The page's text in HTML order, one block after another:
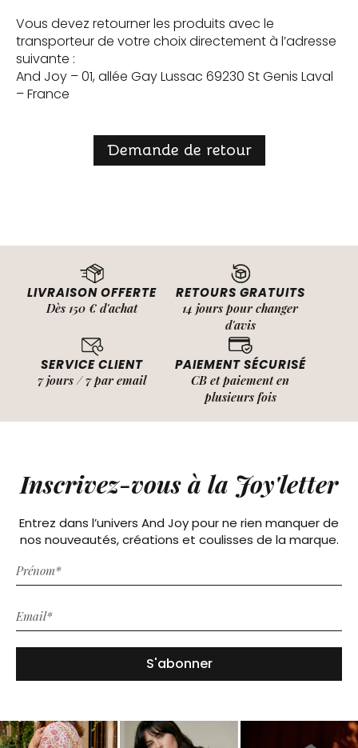
Vous devez retourner les produits avec le
transporteur de votre choix directement à l’adresse
suivante :
And Joy – 01, allée Gay Lussac 69230 St Genis Laval
– France
Demande de retour
LIVRAISON OFFERTE
Dès 150 € d'achat
RETOURS GRATUITS
14 jours pour changer
d'avis
SERVICE CLIENT
7 jours / 7 par email
PAIEMENT SÉCURISÉ
CB et paiement en
plusieurs fois
Inscrivez-vous à la Joy'letter
Entrez dans l’univers And Joy pour ne rien manquer de
nos nouveautés, créations et coulisses de la marque.
S'abonner